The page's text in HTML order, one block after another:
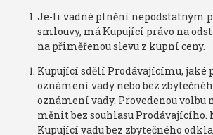
Je-li vadné plnění nepodstatným
smlouvy, má Kupující právo na
na přiměřenou slevu z kupní ceny.
Kupující sdělí Prodávajícímu, jaké
oznámení vady nebo bez
oznámení vady. Provedenou volbu
měnit bez souhlasu
Kupující vadu bez zbytečného